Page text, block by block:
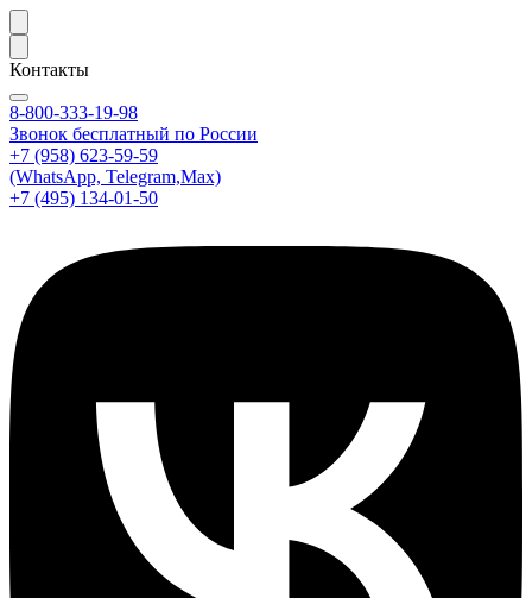
Контакты
8-800-333-19-98
Звонок бесплатный по России
+7 (958) 623-59-59
(WhatsApp, Telegram,Max)
+7 (495) 134-01-50